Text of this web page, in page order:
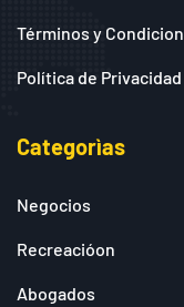
Términos y
Política de Privacidad
Categorìas
Negocios
Recreacióon
Abogados